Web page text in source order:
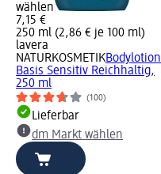
wählen
7,15 €
250 ml (2,86 € je 100 ml)
lavera
NATURKOSMETIKBodylotion
Basis Sensitiv Reichhaltig,
250 ml
(100)
Lieferbar
dm Markt wählen